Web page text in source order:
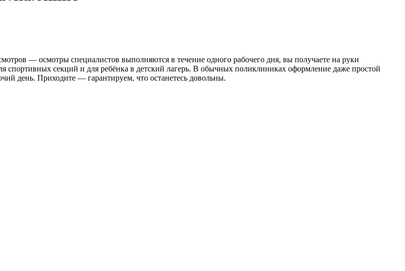
— осмотры специалистов выполняются в течение одного рабочего дня, вы получаете на руки
спортивных секций и для ребёнка в детский лагерь. В обычных поликлиниках оформление даже простой
день. Приходите — гарантируем, что останетесь довольны.